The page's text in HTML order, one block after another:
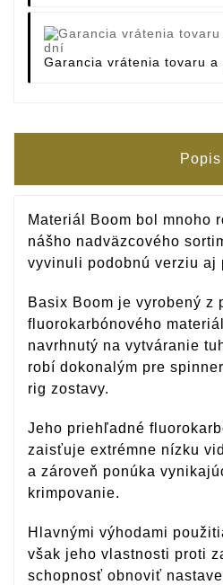
Garancia vrátenia tovaru
Popis
Materiál Boom bol mnoho
nášho nadväzcového
vyvinuli podobnú verziu aj
Basix Boom je vyrobený z
fluorokarbónového
navrhnutý na vytváranie
robí dokonalým pre
rig zostavy.
Jeho priehľadné
zaisťuje extrémne nízku
a zároveň ponúka
krimpovanie.
Hlavnými výhodami
však jeho vlastnosti proti
schopnosť obnoviť